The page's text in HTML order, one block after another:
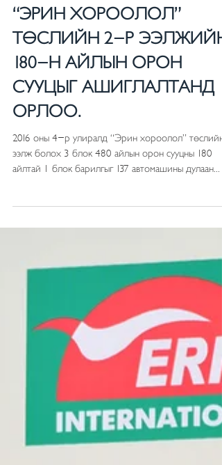
“ЭРИН ХОРООЛОЛ”
ТӨСЛИЙН 2-Р ЭЭЛЖИЙН
180-Н АЙЛЫН ОРОН
СУУЦЫГ АШИГЛАЛТАНД
ОРЛОО.
2016 оны 4-р улиралд “Эрин хороолол” төслийн